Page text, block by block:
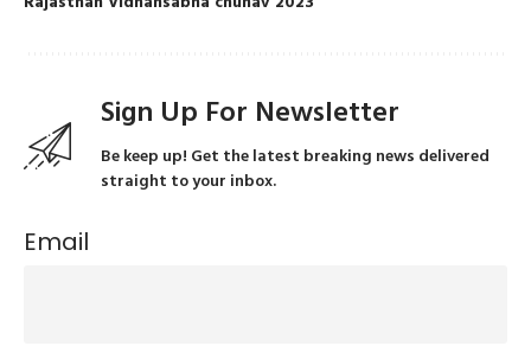
Sign Up For Newsletter
Be keep up! Get the latest breaking news delivered
straight to your inbox.
Email